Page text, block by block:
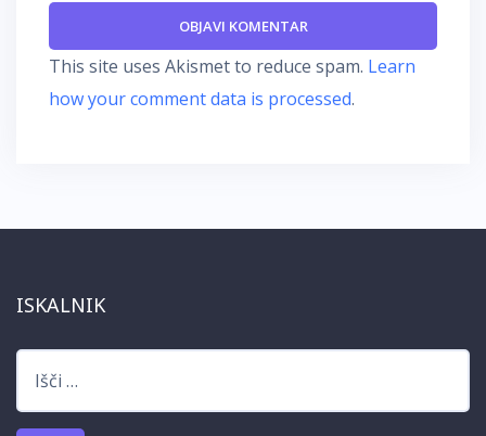
This site uses Akismet to reduce spam. Learn
how your comment data is processed.
ISKALNIK